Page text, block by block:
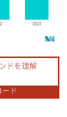
が必要です。